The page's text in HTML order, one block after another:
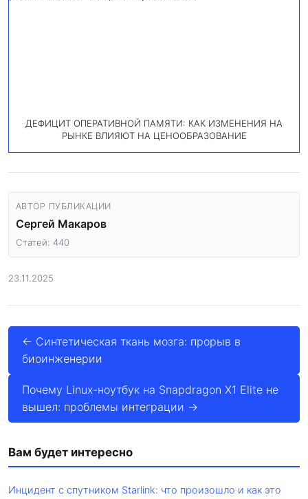
ДЕФИЦИТ ОПЕРАТИВНОЙ ПАМЯТИ: КАК ИЗМЕНЕНИЯ НА
РЫНКЕ ВЛИЯЮТ НА ЦЕНООБРАЗОВАНИЕ
АВТОР ПУБЛИКАЦИИ
Сергей Макаров
Статей: 440
23.11.2025
← Синтетическая ткань мозга: прорыв в
биоинженерии
Почему Linux-ноутбук на Snapdragon X1 Elite не
вышел: проблемы интеграции →
Вам будет интересно
Инцидент с спутником Starlink: что произошло и как это